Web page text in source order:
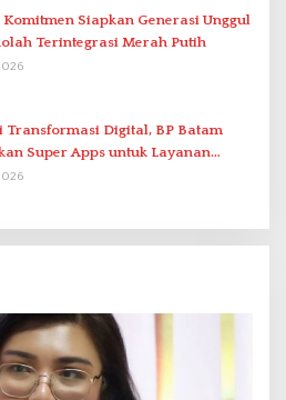
Komitmen Siapkan Generasi Unggul
Terintegrasi Merah Putih
Transformasi Digital, BP Batam
Super Apps untuk Layanan